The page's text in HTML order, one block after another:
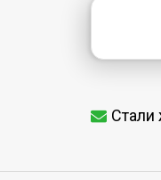
Стали